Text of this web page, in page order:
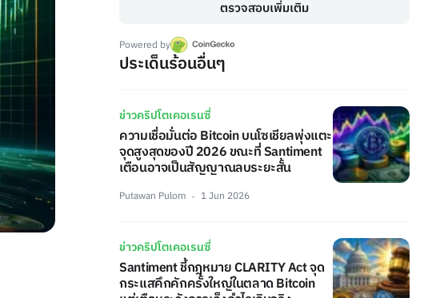
ตรวจสอบเพิ่มเติม
Powered by
ประเด็นร้อนอื่นๆ
ข่าวคริปโตเคอเรนซี่
ความเชื่อมั่นต่อ Bitcoin บนโซเชียลพุ่งแตะ
จุดสูงสุดของปี 2026 ขณะที่ Santiment
เตือนอาจเป็นสัญญาณลบระยะสั้น
Putawan Pulom 1 Jun 2026
ข่าวคริปโตเคอเรนซี่
Santiment ชี้กฎหมาย CLARITY Act จุด
กระแสคึกคักครั้งใหญ่ในตลาด Bitcoin